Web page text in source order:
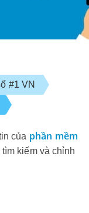
#1 VN
của phần mềm
kiếm và chỉnh